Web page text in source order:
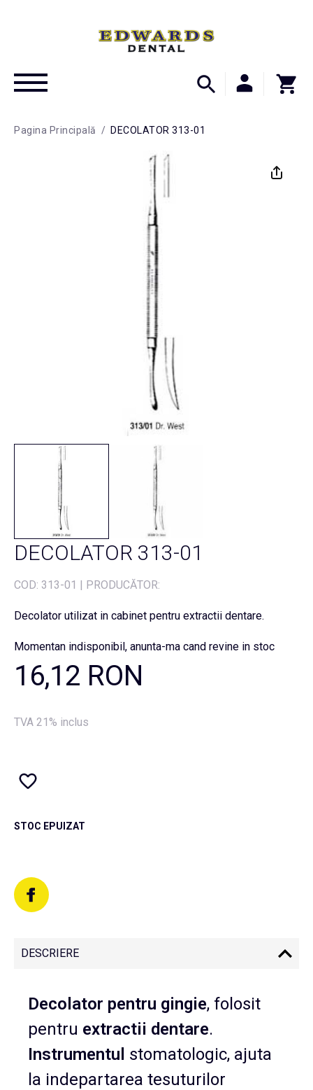
Pagina Principală / DECOLATOR 313-01
DECOLATOR 313-01
COD: 313-01 | PRODUCĂTOR:
Decolator utilizat in cabinet pentru extractii dentare.
Momentan indisponibil, anunta-ma cand revine in stoc
16,12 RON
TVA 21% inclus
STOC EPUIZAT
DESCRIERE
Decolator pentru gingie, folosit
pentru extractii dentare.
Instrumentul stomatologic, ajuta
la indepartarea tesuturilor